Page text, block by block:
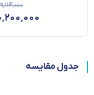
جدول مقایسه